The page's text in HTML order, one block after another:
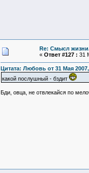
Re: Смысл
« Ответ #127 : 31
Цитата: Любовь от 31 Мая
какой послушный - бздит
Бди, овца, не отвлекайся по